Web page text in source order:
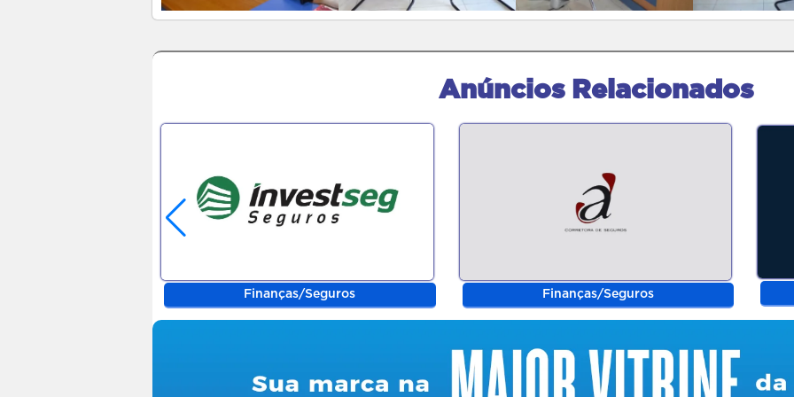
Anúncios Relacionados
Finanças/Seguros Finanças/Seguros